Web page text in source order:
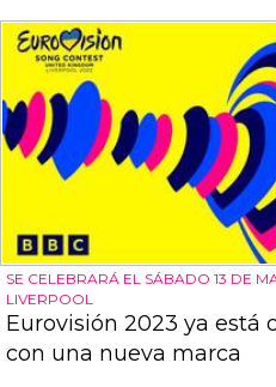
SE CELEBRARÁ EL SÁBADO 13 DE
LIVERPOOL
Eurovisión 2023 ya está
con una nueva marca